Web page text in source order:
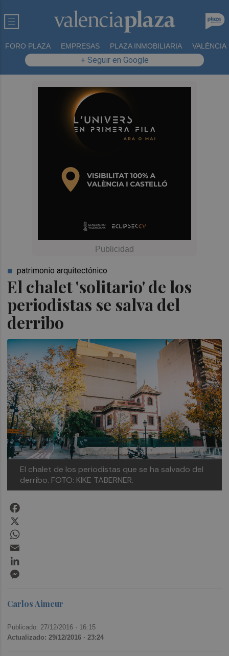
FORO PLAZA EMPRESAS PLAZA INMOBILIARIA VALÈNCIA
+ Seguir en Google
El chalet 'solitario' de los
periodistas se salva del
derribo
patrimonio arquitectónico
El chalet de los periodistas que se ha salvado del
derribo. FOTO: KIKE TABERNER.
Carlos Aimeur
Publicado: 27/12/2016 · 16:15
Actualizado: 29/12/2016 · 23:24